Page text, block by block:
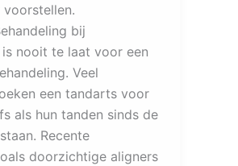
bij
nooit te laat voor een
Veel
een tandarts voor
als hun tanden sinds de
Recente
doorzichtige aligners